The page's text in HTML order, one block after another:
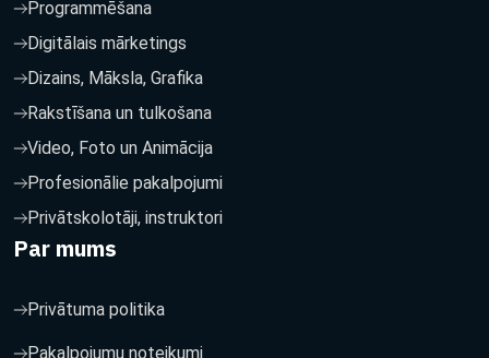
Programmēšana
Digitālais mārketings
Dizains, Māksla, Grafika
Rakstīšana un tulkošana
Video, Foto un Animācija
Profesionālie pakalpojumi
Privātskolotāji, instruktori
Par mums
Privātuma politika
Pakalpojumu noteikumi